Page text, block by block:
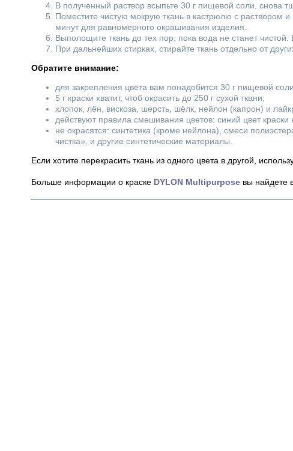
В полученный раствор всыпьте 30 г пищевой соли, снова
Поместите чистую мокрую ткань в кастрюлю с раствором
минут для равномерного окрашивания изделия.
Выполощите ткань до тех пор, пока вода не станет
При дальнейших стирках, стирайте ткань отдельно от
Обратите внимание:
для закрепления цвета вам понадобится 30 г пищевой
5 г краски хватит, чтоб окрасить до 250 г сухой ткани;
хлопок, лён, вискоза, шерсть, шёлк, нейлон (капрон) и
действуют правила смешивания цветов: синий цвет
не окрасятся: синтетика (кроме нейлона), смеси
чистка», и другие синтетические материалы.
Если хотите перекрасить ткань из одного цвета в другой,
Больше информации о краске DYLON Multipurpose вы найдете